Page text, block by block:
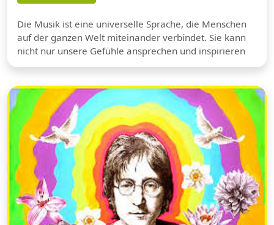
Die Musik ist eine universelle Sprache, die Menschen
auf der ganzen Welt miteinander verbindet. Sie kann
nicht nur unsere Gefühle ansprechen und inspirieren